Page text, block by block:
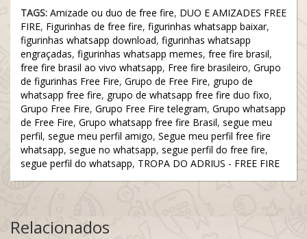
TAGS: Amizade ou duo de free fire, DUO E AMIZADES FREE
FIRE, Figurinhas de free fire, figurinhas whatsapp baixar,
figurinhas whatsapp download, figurinhas whatsapp
engraçadas, figurinhas whatsapp memes, free fire brasil,
free fire brasil ao vivo whatsapp, Free fire brasileiro, Grupo
de figurinhas Free Fire, Grupo de Free Fire, grupo de
whatsapp free fire, grupo de whatsapp free fire duo fixo,
Grupo Free Fire, Grupo Free Fire telegram, Grupo whatsapp
de Free Fire, Grupo whatsapp free fire Brasil, segue meu
perfil, segue meu perfil amigo, Segue meu perfil free fire
whatsapp, segue no whatsapp, segue perfil do free fire,
segue perfil do whatsapp, TROPA DO ADRIUS - FREE FIRE
Relacionados